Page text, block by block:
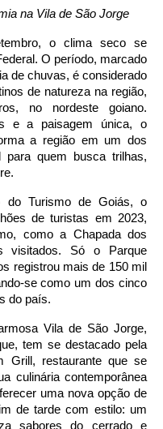
na Vila de São Jorge
o clima seco se
O período, marcado
de chuvas, é considerado
de natureza na região,
no nordeste goiano.
e a paisagem única, o
a região em um dos
quem busca trilhas,
do Turismo de Goiás, o
de turistas em 2023,
como a Chapada dos
visitados. Só o Parque
registrou mais de 150 mil
se como um dos cinco
do país.
Vila de São Jorge,
tem se destacado pela
Grill, restaurante que se
culinária contemporânea
uma nova opção de
de tarde com estilo: um
sabores do cerrado e